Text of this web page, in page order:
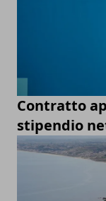
Contratto
stipendio